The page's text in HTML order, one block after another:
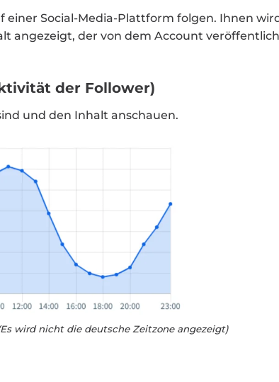
einer Social-Media-Plattform folgen. Ihnen
angezeigt, der von dem Account
der Follower)
und den Inhalt anschauen.
wird nicht die deutsche Zeitzone angezeigt)